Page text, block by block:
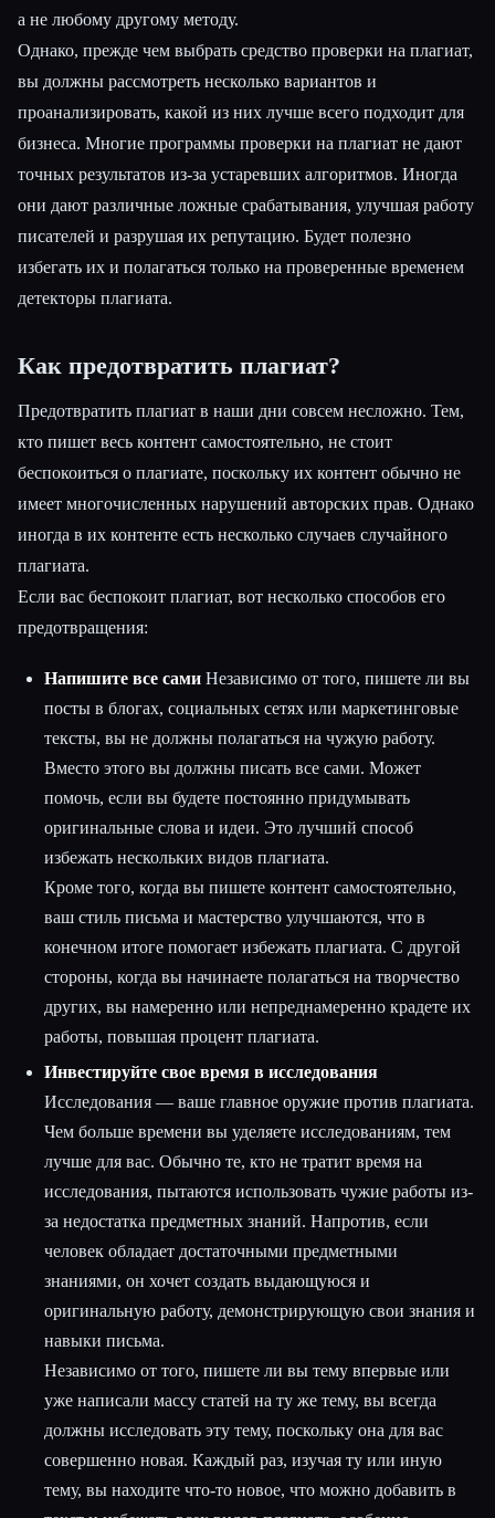
а не любому другому методу.
Однако, прежде чем выбрать средство проверки на плагиат,
вы должны рассмотреть несколько вариантов и
проанализировать, какой из них лучше всего подходит для
бизнеса. Многие программы проверки на плагиат не дают
точных результатов из-за устаревших алгоритмов. Иногда
они дают различные ложные срабатывания, улучшая работу
писателей и разрушая их репутацию. Будет полезно
избегать их и полагаться только на проверенные временем
детекторы плагиата.
Как предотвратить плагиат?
Предотвратить плагиат в наши дни совсем несложно. Тем,
кто пишет весь контент самостоятельно, не стоит
беспокоиться о плагиате, поскольку их контент обычно не
имеет многочисленных нарушений авторских прав. Однако
иногда в их контенте есть несколько случаев случайного
плагиата.
Если вас беспокоит плагиат, вот несколько способов его
предотвращения:
Напишите все сами Независимо от того, пишете ли вы
посты в блогах, социальных сетях или маркетинговые
тексты, вы не должны полагаться на чужую работу.
Вместо этого вы должны писать все сами. Может
помочь, если вы будете постоянно придумывать
оригинальные слова и идеи. Это лучший способ
избежать нескольких видов плагиата.
Кроме того, когда вы пишете контент самостоятельно,
ваш стиль письма и мастерство улучшаются, что в
конечном итоге помогает избежать плагиата. С другой
стороны, когда вы начинаете полагаться на творчество
других, вы намеренно или непреднамеренно крадете их
работы, повышая процент плагиата.
Инвестируйте свое время в исследования
Исследования — ваше главное оружие против плагиата.
Чем больше времени вы уделяете исследованиям, тем
лучше для вас. Обычно те, кто не тратит время на
исследования, пытаются использовать чужие работы из-
за недостатка предметных знаний. Напротив, если
человек обладает достаточными предметными
знаниями, он хочет создать выдающуюся и
оригинальную работу, демонстрирующую свои знания и
навыки письма.
Независимо от того, пишете ли вы тему впервые или
уже написали массу статей на ту же тему, вы всегда
должны исследовать эту тему, поскольку она для вас
совершенно новая. Каждый раз, изучая ту или иную
тему, вы находите что-то новое, что можно добавить в